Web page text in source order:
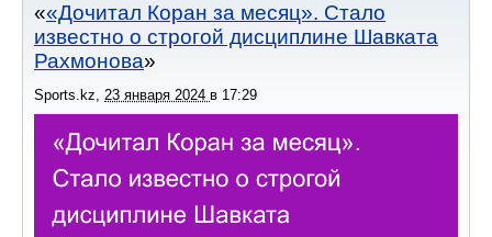
«Дочитал Коран за месяц». Стало
известно о строгой дисциплине Шавката
Рахмонова
Sports.kz, 23 января 2024 в 17:29